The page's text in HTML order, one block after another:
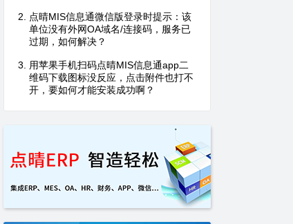
点晴MIS信息通微信版登录时提示：该
单位没有外网OA域名/连接码，服务已
过期，如何解决？
用苹果手机扫码点晴MIS信息通app二
维码下载图标没反应，点击附件也打不
开，要如何才能安装成功啊？